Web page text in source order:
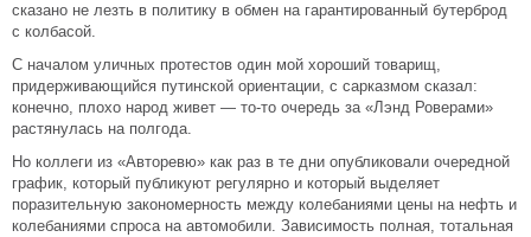
сказано не лезть в политику в обмен на гарантированный бутерброд
с колбасой.
С началом уличных протестов один мой хороший товарищ,
придерживающийся путинской ориентации, с сарказмом сказал:
конечно, плохо народ живет — то-то очередь за «Лэнд Роверами»
растянулась на полгода.
Но коллеги из «Авторевю» как раз в те дни опубликовали очередной
график, который публикуют регулярно и который выделяет
поразительную закономерность между колебаниями цены на нефть и
колебаниями спроса на автомобили. Зависимость полная, тотальная